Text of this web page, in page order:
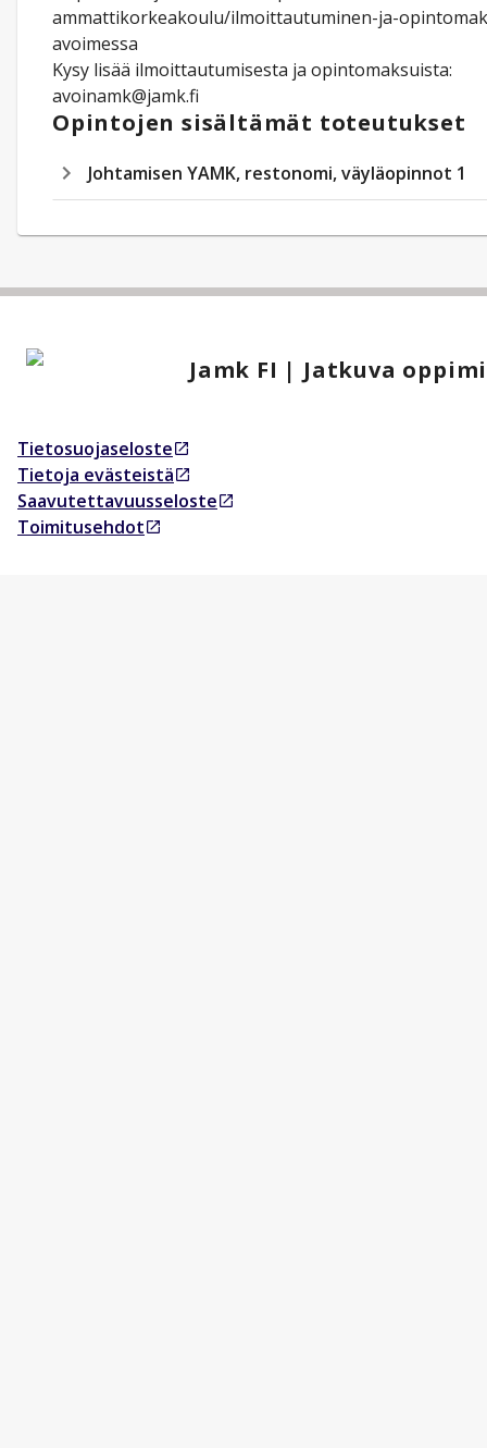
ammattikorkeakoulu/ilmoittautuminen-ja-
avoimessa
Kysy lisää ilmoittautumisesta ja opintomaksuista:
avoinamk@jamk.fi
Opintojen sisältämät toteutukset
Johtamisen YAMK, restonomi, väyläopinnot 1
Jamk FI | Jatkuva
Tietosuojaseloste
Avautuu uudessa välilehdessä
Tietoja evästeistä
Avautuu uudessa välilehdessä
Saavutettavuusseloste
Avautuu uudessa välilehdessä
Toimitusehdot
Avautuu uudessa välilehdessä